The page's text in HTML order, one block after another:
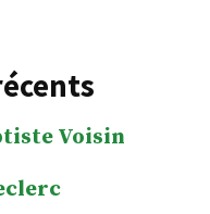
Voisin